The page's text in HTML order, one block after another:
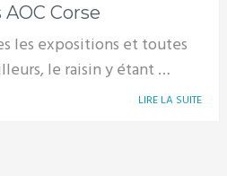
Corse
les expositions et toutes
le raisin y étant …
LIRE LA SUITE